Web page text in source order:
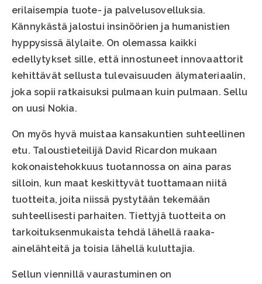
erilaisempia tuote- ja palvelusovelluksia.
Kännykästä jalostui insinöörien ja humanistien
hyppysissä älylaite. On olemassa kaikki
edellytykset sille, että innostuneet innovaattorit
kehittävät sellusta tulevaisuuden älymateriaalin,
joka sopii ratkaisuksi pulmaan kuin pulmaan. Sellu
on uusi Nokia.
On myös hyvä muistaa kansakuntien suhteellinen
etu. Taloustieteilijä David Ricardon mukaan
kokonaistehokkuus tuotannossa on aina paras
silloin, kun maat keskittyvät tuottamaan niitä
tuotteita, joita niissä pystytään tekemään
suhteellisesti parhaiten. Tiettyjä tuotteita on
tarkoituksenmukaista tehdä lähellä raaka-
ainelähteitä ja toisia lähellä kuluttajia.
Sellun viennillä vaurastuminen on